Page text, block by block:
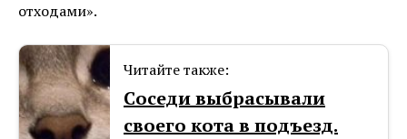
отходами».
Читайте также:
Соседи выбрасывали
своего кота в подъезд.